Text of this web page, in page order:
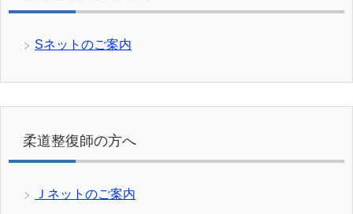
Sネットのご案内
柔道整復師の方へ
Ｊネットのご案内